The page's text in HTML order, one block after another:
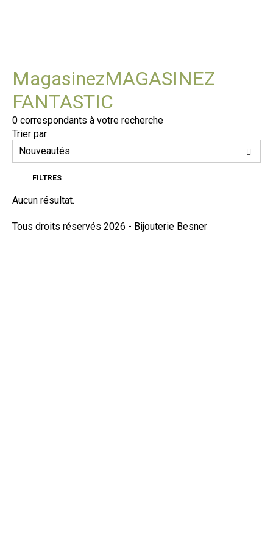
MagasinezMAGASINEZ
FANTASTIC
0 correspondants à votre recherche
Trier par:
FILTRES
Aucun résultat.
Tous droits réservés 2026 - Bijouterie Besner